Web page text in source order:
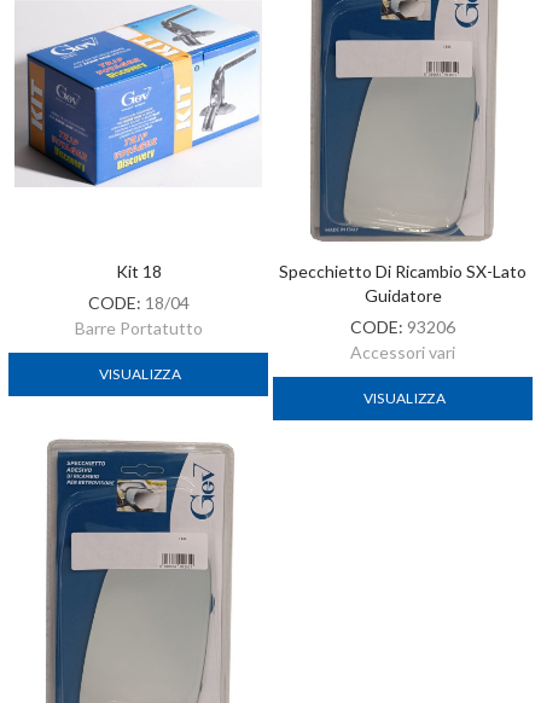
Kit 18
CODE: 18/04
Barre Portatutto
VISUALIZZA
Specchietto Di Ricambio SX-Lato
Guidatore
CODE: 93206
Accessori vari
VISUALIZZA